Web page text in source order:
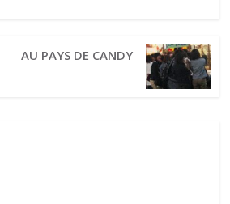
AU PAYS DE CANDY